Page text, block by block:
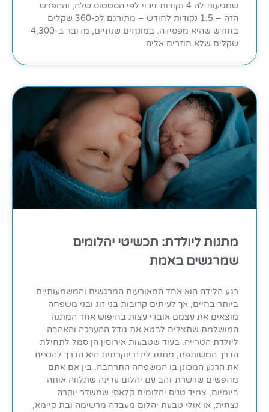
שמגיעות לה 4 נקודות זיכוי לפי הסטטוס שלה, וההפרש
הזה – 1.5 נקודות לחודש – מתורגם לכ-360 שקלים
בחודש שהיא מפסידה. במונחים שנתיים, מדובר ב-4,300
שקלים שלא חוזרים אליה.
מתנות ליולדת: תכשיטי יהלומים
שמרגשים באמת
רגע הלידה הוא אחד המאורעות המרגשים והמשמעותיים
ביותר בחיים, אך לעיתים קרובות בני זוג ובני משפחה
מוצאים את עצמם אובדי עצות בחיפוש אחר המתנה
המושלמת שתצליח לבטא את גודל ההערכה והאהבה
ליולדת הטרייה. בעוד שטבעות אירוסין הן סמל לתחילת
הדרך המשותפת, מתנת לידה יוקרתית היא הדרך להנציח
את הרגע המכונן בו המשפחה התרחבה. בין אם אתם
מחפשים שרשרת זהב עם יהלום עדינה שתלווה אותה
ביומיום, צמיד טניס יהלומים קלאסי שמשדר יוקרה
נצחית, או אולי טבעת יהלום מעבדה מרשימה ובת קיימא,